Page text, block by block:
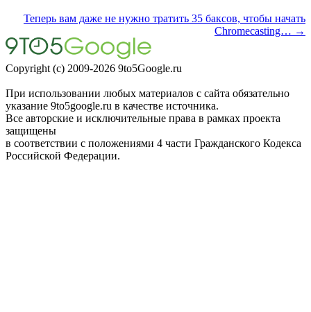
Теперь вам даже не нужно тратить 35 баксов, чтобы начать
Chromecasting… →
Copyright (c) 2009-2026 9to5Google.ru
При использовании любых материалов с сайта обязательно
указание 9to5google.ru в качестве источника.
Все авторские и исключительные права в рамках проекта
защищены
в соответствии с положениями 4 части Гражданского Кодекса
Российской Федерации.